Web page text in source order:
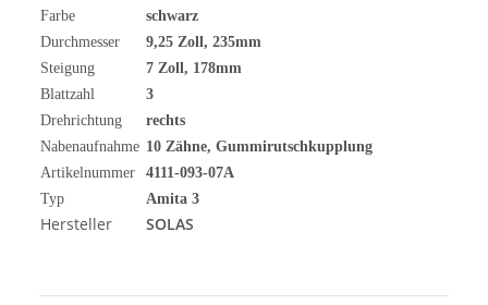
Farbe
schwarz
Durchmesser
9,25 Zoll, 235mm
Steigung
7 Zoll, 178mm
Blattzahl
3
Drehrichtung
rechts
Nabenaufnahme 10 Zähne, Gummirutschkupplung
Artikelnummer
4111-093-07A
Typ
Amita 3
Hersteller SOLAS